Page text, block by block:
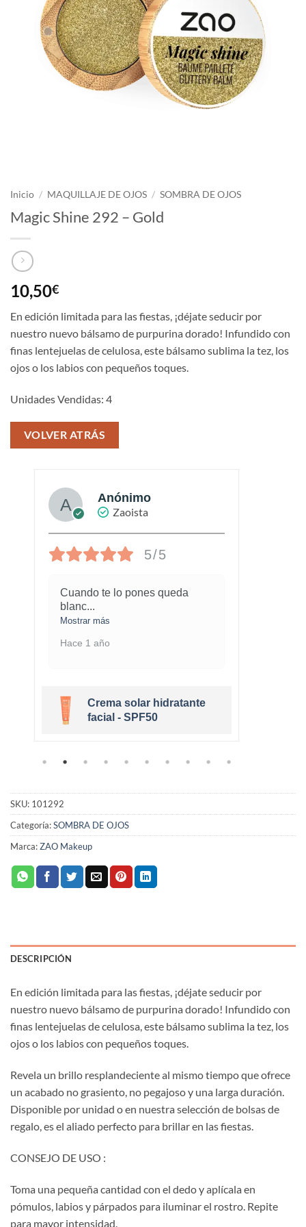
Inicio / MAQUILLAJE DE OJOS / SOMBRA DE OJOS
Magic Shine 292 – Gold
10,50€
En edición limitada para las fiestas, ¡déjate seducir por
nuestro nuevo bálsamo de purpurina dorado! Infundido con
finas lentejuelas de celulosa, este bálsamo sublima la tez, los
ojos o los labios con pequeños toques.
Unidades Vendidas: 4
VOLVER ATRÁS
Anónimo
Zaoista
5/5
Cuando te lo pones queda
blanc...
Mostrar más
Hace 1 año
Crema solar hidratante
facial - SPF50
SKU: 101292
Categoría:SOMBRA DE OJOS
Marca:ZAO Makeup
DESCRIPCIÓN
En edición limitada para las fiestas, ¡déjate seducir por
nuestro nuevo bálsamo de purpurina dorado! Infundido con
finas lentejuelas de celulosa, este bálsamo sublima la tez, los
ojos o los labios con pequeños toques.
Revela un brillo resplandeciente al mismo tiempo que ofrece
un acabado no grasiento, no pegajoso y una larga duración.
Disponible por unidad o en nuestra selección de bolsas de
regalo, es el aliado perfecto para brillar en las fiestas.
CONSEJO DE USO :
Toma una pequeña cantidad con el dedo y aplícala en
pómulos, labios y párpados para iluminar el rostro. Repite
para mayor intensidad.